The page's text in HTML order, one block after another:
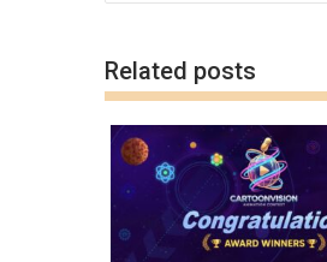
k k
Related posts